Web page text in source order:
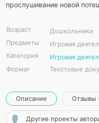
прослушивание новой
Возраст
Дошкольники
Предметы
Игровая
Категория
Игровая
Формат
Текстовые
Описание Отзывы
Другие проекты